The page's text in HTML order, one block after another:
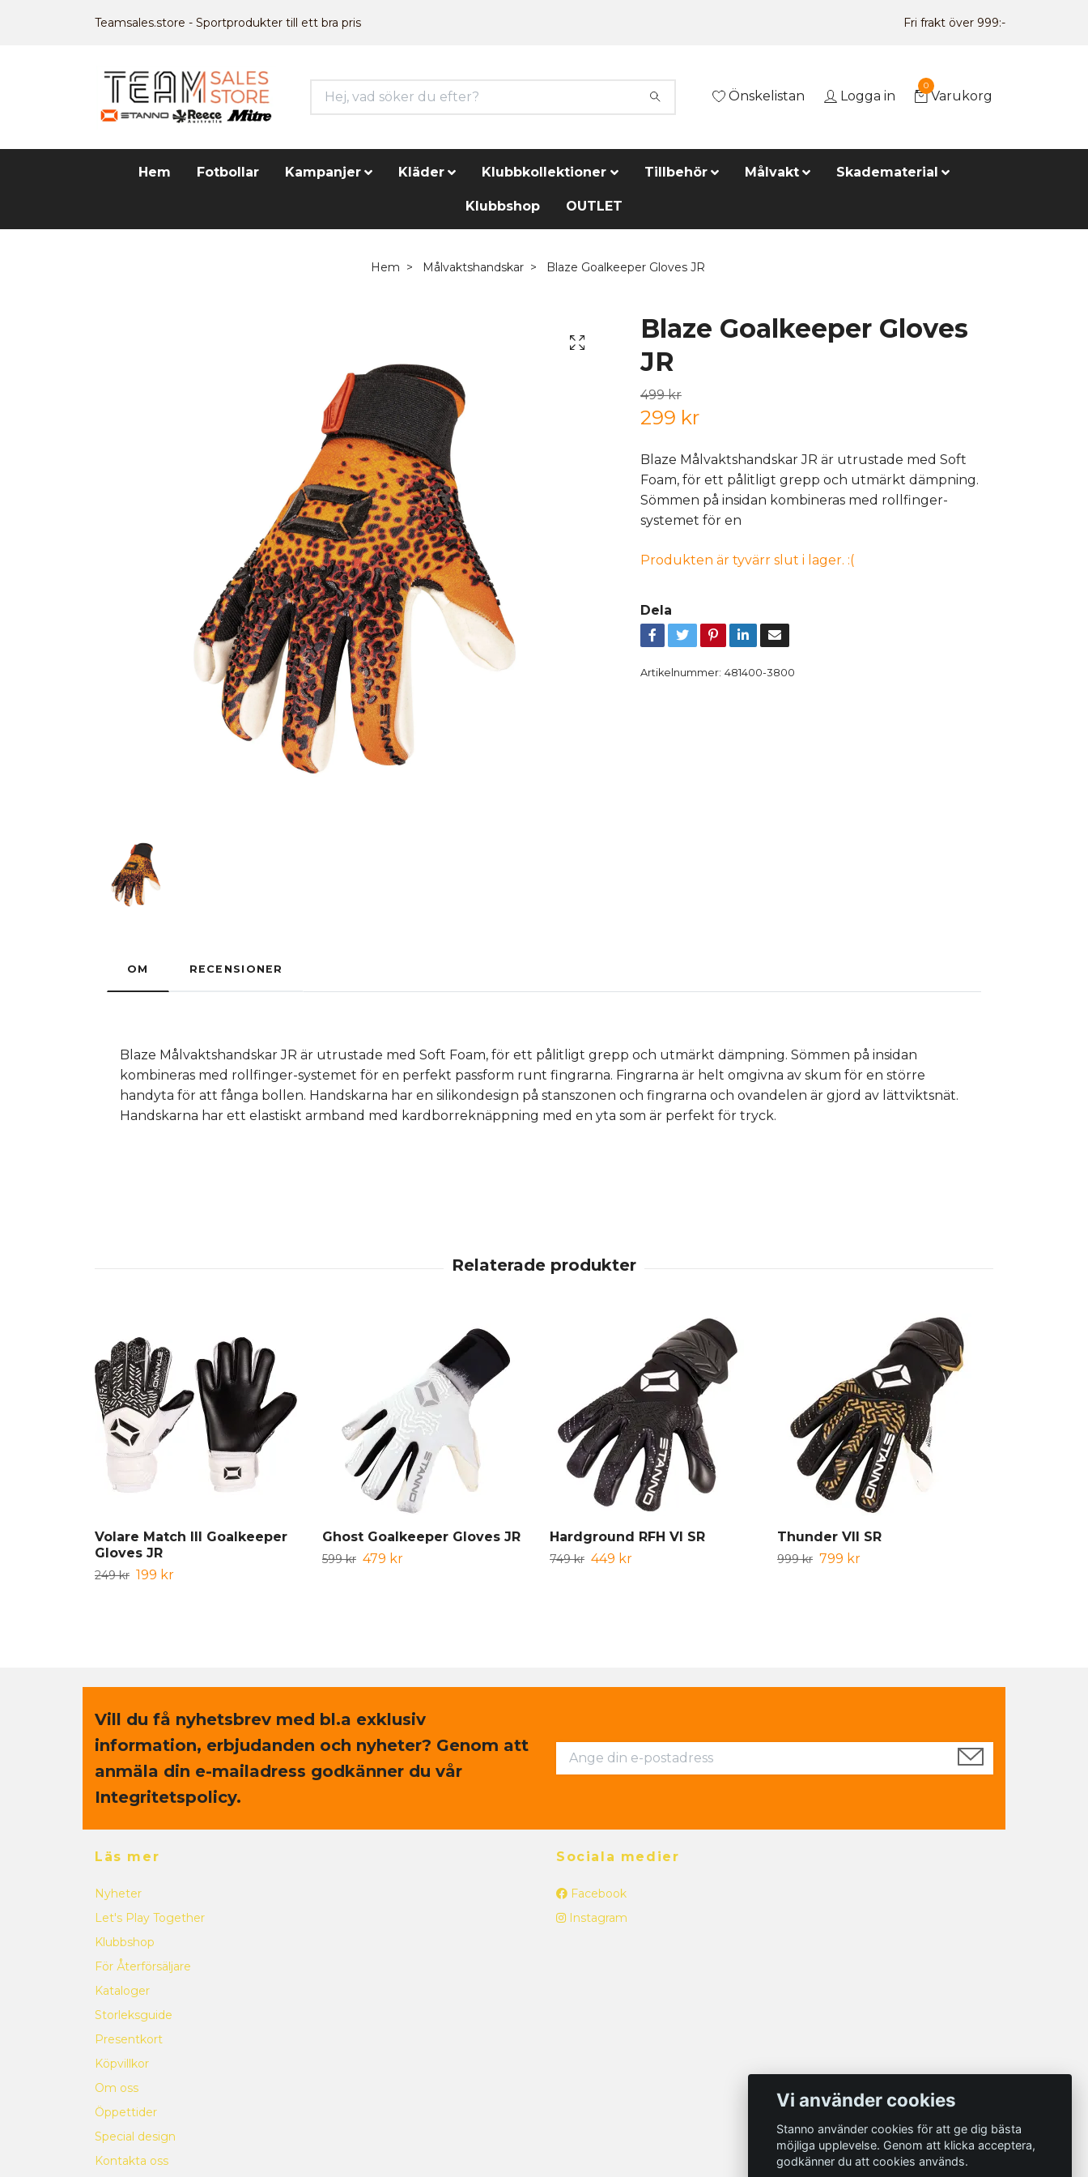
Teamsales.store - Sportprodukter till ett bra pris Fri frakt över 999:-
Önskelistan Logga in
0
Varukorg
Hem Fotbollar Kampanjer Kläder Klubbkollektioner Tillbehör Målvakt Skadematerial
Klubbshop OUTLET
Hem Målvaktshandskar Blaze Goalkeeper Gloves JR
Blaze Goalkeeper Gloves
JR
499 kr
299 kr
Blaze Målvaktshandskar JR är utrustade med Soft
Foam, för ett pålitligt grepp och utmärkt dämpning.
Sömmen på insidan kombineras med rollfinger-
systemet för en
Produkten är tyvärr slut i lager. :(
Dela
Artikelnummer: 481400-3800
OM RECENSIONER
Blaze Målvaktshandskar JR är utrustade med Soft Foam, för ett pålitligt grepp och utmärkt dämpning. Sömmen på insidan
kombineras med rollfinger-systemet för en perfekt passform runt fingrarna. Fingrarna är helt omgivna av skum för en större
handyta för att fånga bollen. Handskarna har en silikondesign på stanszonen och fingrarna och ovandelen är gjord av lättviktsnät.
Handskarna har ett elastiskt armband med kardborreknäppning med en yta som är perfekt för tryck.
Volare Match III Goalkeeper
Gloves JR
249 kr 199 kr
Ghost Goalkeeper Gloves JR
599 kr 479 kr
Hardground RFH VI SR
749 kr 449 kr
Thunder VII SR
999 kr 799 kr
Vill du få nyhetsbrev med bl.a exklusiv
information, erbjudanden och nyheter? Genom att
anmäla din e-mailadress godkänner du vår
Integritetspolicy.
Läs mer
Nyheter
Let's Play Together
Klubbshop
För Återförsäljare
Kataloger
Storleksguide
Presentkort
Köpvillkor
Om oss
Öppettider
Special design
Kontakta oss
Sociala medier
Facebook
Instagram
Vi använder cookies
Stanno använder cookies för att ge dig bästa
möjliga upplevelse. Genom att klicka acceptera,
godkänner du att cookies används.